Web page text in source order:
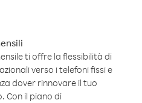
ti offre la flessibilità di
verso i telefoni fissi e
dover rinnovare il tuo
Con il piano di